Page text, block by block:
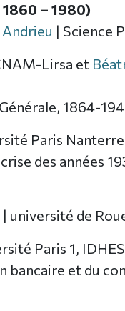
1860 – 1980)
| Science
Lirsa et
1864-
Paris
des années
| université de
Paris 1, IDHES
bancaire et du